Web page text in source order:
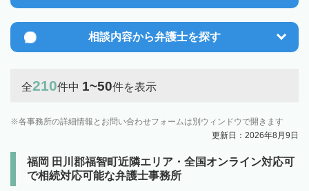
相談内容から弁護士を探す
全210件中 1~50件を表示
各事務所の詳細情報とお問い合わせフォームは別ウィンドウで開きます
更新日：2026年8月9日
福岡 田川郡福智町近隣エリア・全国オンライン対応可
で相続対応可能な弁護士事務所